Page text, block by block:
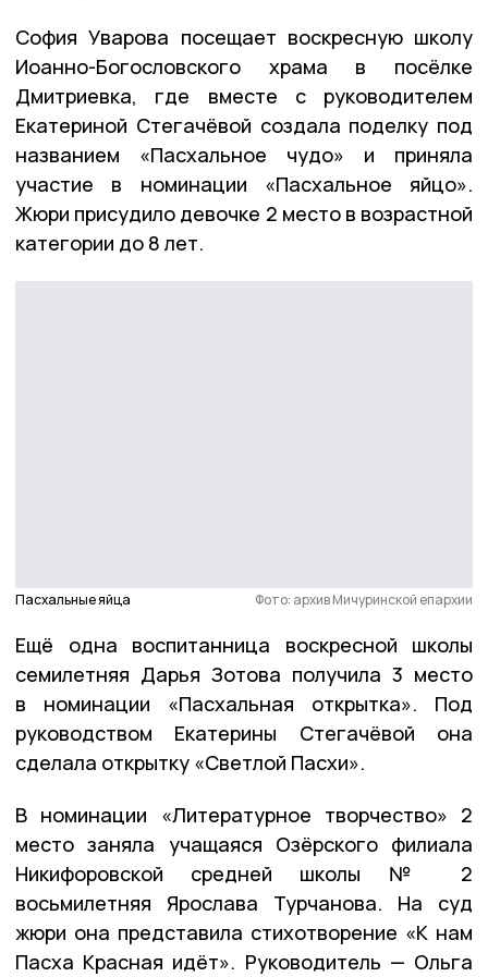
София Уварова посещает воскресную школу
Иоанно-Богословского храма в посёлке
Дмитриевка, где вместе с руководителем
Екатериной Стегачёвой создала поделку под
названием «Пасхальное чудо» и приняла
участие в номинации «Пасхальное яйцо».
Жюри присудило девочке 2 место в возрастной
категории до 8 лет.
Пасхальные яйца Фото: архив Мичуринской епархии
Ещё одна воспитанница воскресной школы
семилетняя Дарья Зотова получила 3 место
в номинации «Пасхальная открытка». Под
руководством Екатерины Стегачёвой она
сделала открытку «Светлой Пасхи».
В номинации «Литературное творчество» 2
место заняла учащаяся Озёрского филиала
Никифоровской средней школы № 2
восьмилетняя Ярослава Турчанова. На суд
жюри она представила стихотворение «К нам
Пасха Красная идёт». Руководитель — Ольга